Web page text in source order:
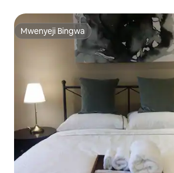
Kula
Mwenyeji Bingwa
Mwenyeji Bingwa